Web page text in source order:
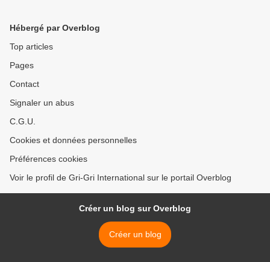
Hébergé par Overblog
Top articles
Pages
Contact
Signaler un abus
C.G.U.
Cookies et données personnelles
Préférences cookies
Voir le profil de Gri-Gri International sur le portail Overblog
Créer un blog sur Overblog
Créer un blog